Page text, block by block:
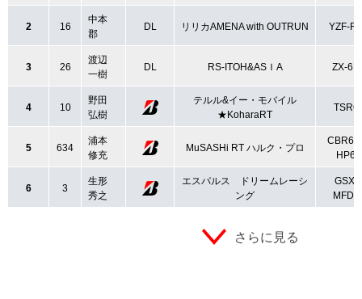
2 16
中本
郡
DL リリカAMENA with OUTRUN YZF-R6
3 26
渡辺
一樹
DL RS-ITOH&ASＩA ZX-6R
4 10
野田
弘樹
テルル&イー・モバイル
★KoharaRT
TSR6
5 634
浦本
修充
MuSASHi RT ハルク・プロ
HP6
6 3
生形
秀之
エスパルス ドリームレーシ
ング
GSX-
MFD6
さらに見る